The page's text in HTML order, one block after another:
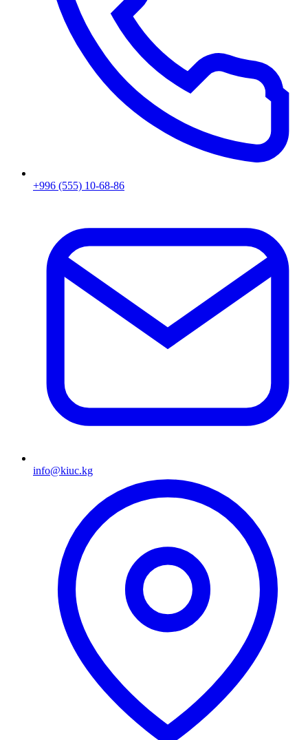
+996 (555) 10-68-86
info@kiuc.kg